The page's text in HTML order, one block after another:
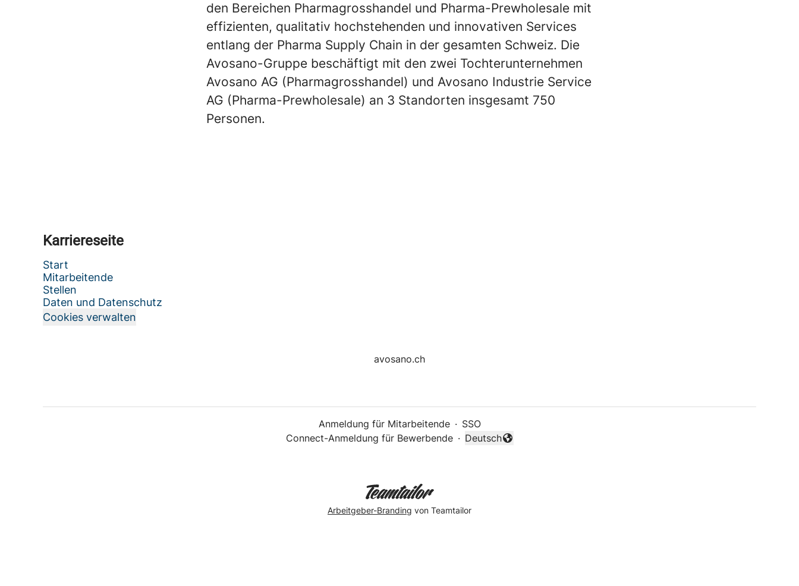
den Bereichen Pharmagrosshandel und Pharma-Prewholesale mit
effizienten, qualitativ hochstehenden und innovativen Services
entlang der Pharma Supply Chain in der gesamten Schweiz. Die
Avosano-Gruppe beschäftigt mit den zwei Tochterunternehmen
Avosano AG (Pharmagrosshandel) und Avosano Industrie Service
AG (Pharma-Prewholesale) an 3 Standorten insgesamt 750
Personen.
Karriereseite
Start
Mitarbeitende
Stellen
Daten und Datenschutz
Cookies verwalten
avosano.ch
Anmeldung für Mitarbeitende · SSO
Connect-Anmeldung für Bewerbende ·
Sprache ändern
Deutsch
Arbeitgeber-Branding von Teamtailor